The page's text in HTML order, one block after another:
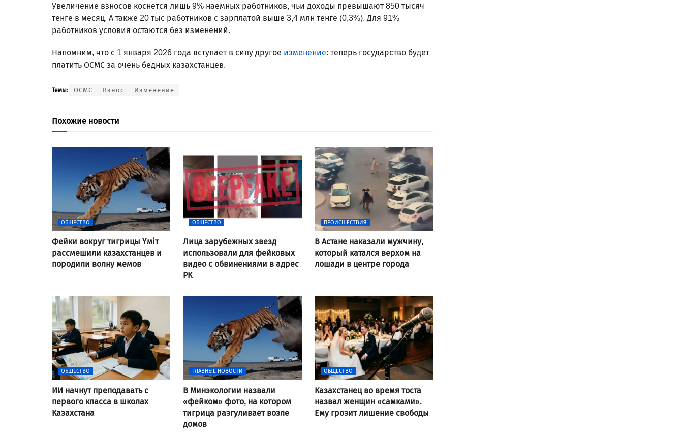
Увеличение взносов коснется лишь 9% наемных работников, чьи доходы превышают 850 тысяч
тенге в месяц. А также 20 тыс работников с зарплатой выше 3,4 млн тенге (0,3%). Для 91%
работников условия остаются без изменений.
Напомним, что с 1 января 2026 года вступает в силу другое изменение: теперь государство будет
платить ОСМС за очень бедных казахстанцев.
Темы: ОСМС Взнос Изменение
Похожие новости
ОБЩЕСТВО
Фейки вокруг тигрицы Үміт
рассмешили казахстанцев и
породили волну мемов
ОБЩЕСТВО
Лица зарубежных звезд
использовали для фейковых
видео с обвинениями в адрес
РК
ПРОИСШЕСТВИЯ
В Астане наказали мужчину,
который катался верхом на
лошади в центре города
ОБЩЕСТВО
ИИ начнут преподавать с
первого класса в школах
Казахстана
ГЛАВНЫЕ НОВОСТИ
В Минэкологии назвали
«фейком» фото, на котором
тигрица разгуливает возле
домов
ОБЩЕСТВО
Казахстанец во время тоста
назвал женщин «самками».
Ему грозит лишение свободы